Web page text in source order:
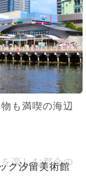
も満喫の海辺
ク汐留美術館
楽しむ都会の